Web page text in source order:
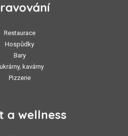
Restaurace
Hospůdky
Bary
kavárny
Pizzerie
a wellness